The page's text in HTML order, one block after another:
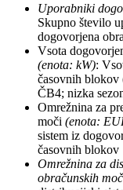
Uporabniki
Skupno število
dogovorjena
Vsota
(enota: kW):
časovnih blokov
ČB4; nizka
Omrežnina za
moči (enota:
sistem iz
časovnih blokov
Omrežnina za
obračunskih